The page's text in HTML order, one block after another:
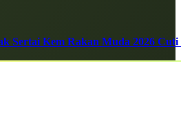
Sertai Kem Rakan Muda 2026